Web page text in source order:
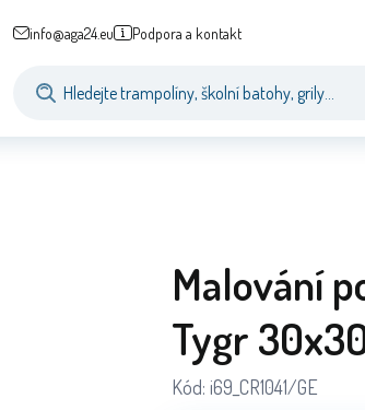
info@aga24.eu Podpora a kontakt
Malování
Tygr
Kód: i69_CR1041/GE